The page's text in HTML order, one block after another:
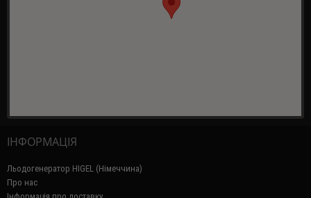
ІНФОРМАЦІЯ
Льодогенератор HIGEL (Німеччина)
Про нас